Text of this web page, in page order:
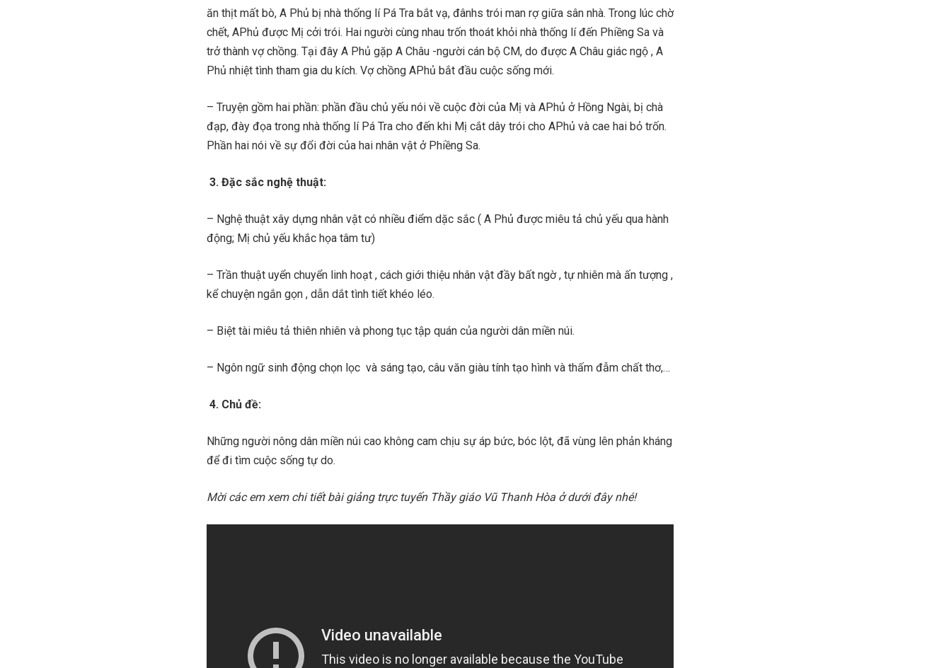
ăn thịt mất bò, A Phủ bị nhà thống lí Pá Tra bắt vạ, đânhs trói man rợ giữa sân nhà. Trong lúc chờ
chết, APhủ được Mị cởi trói. Hai người cùng nhau trốn thoát khỏi nhà thống lí đến Phiềng Sa và
trở thành vợ chồng. Tại đây A Phủ gặp A Châu -người cán bộ CM, do được A Châu giác ngộ , A
Phủ nhiệt tình tham gia du kích. Vợ chồng APhủ bắt đầu cuộc sống mới.
– Truyện gồm hai phần: phần đầu chủ yếu nói về cuộc đời của Mị và APhủ ở Hồng Ngài, bị chà
đạp, đày đọa trong nhà thống lí Pá Tra cho đến khi Mị cắt dây trói cho APhủ và cae hai bỏ trốn.
Phần hai nói về sự đổi đời của hai nhân vật ở Phiềng Sa.
3. Đặc sắc nghệ thuật:
– Nghệ thuật xây dựng nhân vật có nhiều điểm dặc sắc ( A Phủ được miêu tả chủ yếu qua hành
động; Mị chủ yếu khắc họa tâm tư)
– Trần thuật uyển chuyển linh hoạt , cách giới thiệu nhân vật đầy bất ngờ , tự nhiên mà ấn tượng ,
kể chuyện ngắn gọn , dẫn dắt tình tiết khéo léo.
– Biệt tài miêu tả thiên nhiên và phong tục tập quán của người dân miền núi.
– Ngôn ngữ sinh động chọn lọc và sáng tạo, câu văn giàu tính tạo hình và thấm đẫm chất thơ,…
4. Chủ đề:
Những người nông dân miền núi cao không cam chịu sự áp bức, bóc lột, đã vùng lên phản kháng
để đi tìm cuộc sống tự do.
Mời các em xem chi tiết bài giảng trực tuyến Thầy giáo Vũ Thanh Hòa ở dưới đây nhé!